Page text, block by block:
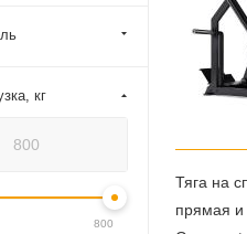
Тяга на
прямая и
кг
800